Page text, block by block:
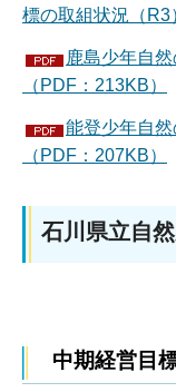
標の取組状況（R3
鹿島少年自
（PDF：213KB）
能登少年自然
（PDF：207KB）
石川県立自
中期経営目